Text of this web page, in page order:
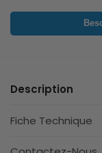
Description
Fiche Technique